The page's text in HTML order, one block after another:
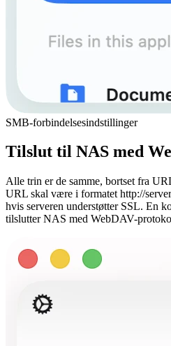
SMB-forbindelsesindstillinger
Tilslut til NAS med
Alle trin er de samme, bortset fra
URL skal være i formatet http://
hvis serveren understøtter SSL. En
tilslutter NAS med WebDAV-